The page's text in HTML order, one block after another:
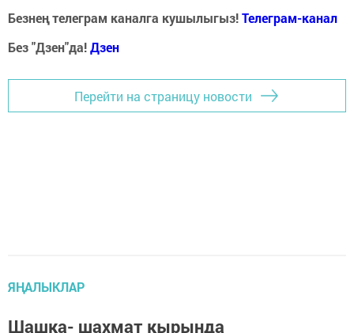
Безнең телеграм каналга кушылыгыз!Телеграм-канал
Без "Дзен"да!Дзен
Перейти на страницу новости
ЯҢАЛЫКЛАР
Шашка- шахмат кырында